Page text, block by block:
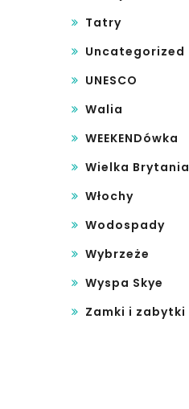
Tatry
Uncategorized
UNESCO
Walia
WEEKENDówka
Wielka Brytania
Włochy
Wodospady
Wybrzeże
Wyspa Skye
Zamki i zabytki